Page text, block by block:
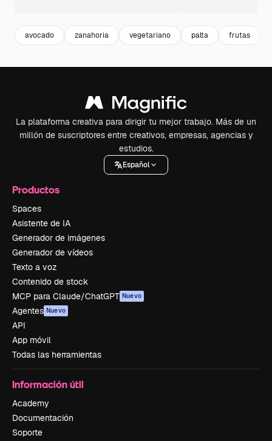
avocado zanahoria vegetariano palta frutas
La plataforma creativa para dirigir tu mejor trabajo. Más de un
millón de suscriptores entre creativos, empresas, agencias y
estudios.
Español
Productos
Spaces
Asistente de IA
Generador de imágenes
Generador de vídeos
Texto a voz
Contenido de stock
MCP para Claude/ChatGPT Nuevo
Agentes Nuevo
API
App móvil
Todas las herramientas
Información útil
Academy
Documentación
Soporte